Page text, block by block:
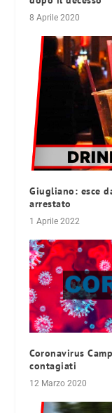
8 Aprile 2020
Giugliano: esce
arrestato
1 Aprile 2022
Coronavirus
contagiati
12 Marzo 2020